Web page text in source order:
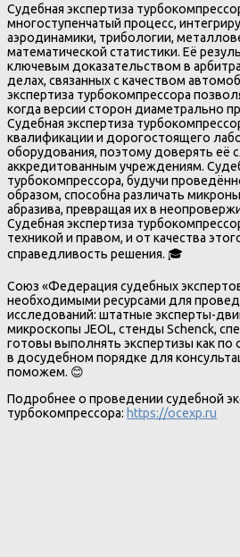
Судебная экспертиза
многоступенчатый процесс,
аэродинамики, трибологии,
математической статистики. Её
ключевым доказательством в
делах, связанных с качеством
экспертиза турбокомпрессора
когда версии сторон диаметрально
Судебная экспертиза
квалификации и дорогостоящего
оборудования, поэтому доверять её
аккредитованным учреждениям.
турбокомпрессора, будучи
образом, способна различать
абразива, превращая их в
Судебная экспертиза
техникой и правом, и от качества
справедливость решения. 🎓
Союз «Федерация судебных
необходимыми ресурсами для
исследований: штатные эксперты-
микроскопы JEOL, стенды Schenck,
готовы выполнять экспертизы как по
в досудебном порядке для
поможем. 😊
Подробнее о проведении судебной
турбокомпрессора: https://ocexp.ru